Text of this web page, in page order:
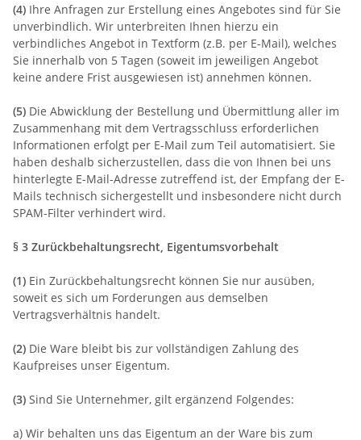
(4) Ihre Anfragen zur Erstellung eines Angebotes sind für Sie
unverbindlich. Wir unterbreiten Ihnen hierzu ein
verbindliches Angebot in Textform (z.B. per E-Mail), welches
Sie innerhalb von 5 Tagen (soweit im jeweiligen Angebot
keine andere Frist ausgewiesen ist) annehmen können.
(5) Die Abwicklung der Bestellung und Übermittlung aller im
Zusammenhang mit dem Vertragsschluss erforderlichen
Informationen erfolgt per E-Mail zum Teil automatisiert. Sie
haben deshalb sicherzustellen, dass die von Ihnen bei uns
hinterlegte E-Mail-Adresse zutreffend ist, der Empfang der E-
Mails technisch sichergestellt und insbesondere nicht durch
SPAM-Filter verhindert wird.
§ 3 Zurückbehaltungsrecht , Eigentumsvorbehalt
(1) Ein Zurückbehaltungsrecht können Sie nur ausüben,
soweit es sich um Forderungen aus demselben
Vertragsverhältnis handelt.
(2) Die Ware bleibt bis zur vollständigen Zahlung des
Kaufpreises unser Eigentum.
(3) Sind Sie Unternehmer, gilt ergänzend Folgendes:
a) Wir behalten uns das Eigentum an der Ware bis zum